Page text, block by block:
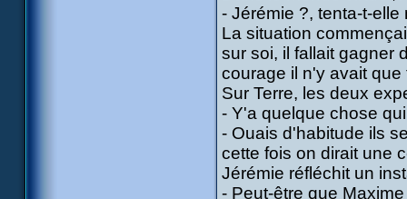
- Jérémie ?, tenta-t-
La situation
sur soi, il fallait gagner
courage il n'y avait que
Sur Terre, les deux
- Y'a quelque chose
- Ouais d'habitude ils
cette fois on dirait une
Jérémie réfléchit un
- Peut-être que